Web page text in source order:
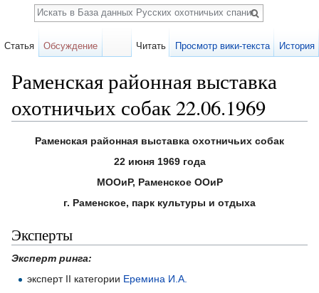
Раменская районная выставка
охотничьих собак 22.06.1969
Раменская районная выставка охотничьих собак
22 июня 1969 года
МООиР, Раменское ООиР
г. Раменское, парк культуры и отдыха
Эксперты
Эксперт ринга:
эксперт II категории Еремина И.А.
Статья Обсуждение Читать Просмотр вики-текста История
Поиск